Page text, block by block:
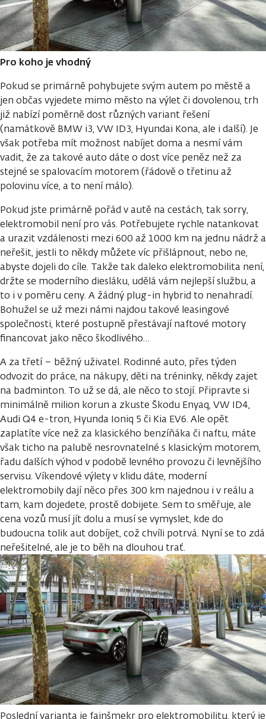
Pro koho je vhodný
Pokud se primárně pohybujete svým autem po městě a
jen občas vyjedete mimo město na výlet či dovolenou, trh
již nabízí poměrně dost různých variant řešení
(namátkově BMW i3, VW ID3, Hyundai Kona, ale i další). Je
však potřeba mít možnost nabíjet doma a nesmí vám
vadit, že za takové auto dáte o dost více peněz než za
stejné se spalovacím motorem (řádově o třetinu až
polovinu více, a to není málo).
Pokud jste primárně pořád v autě na cestách, tak sorry,
elektromobil není pro vás. Potřebujete rychle natankovat
a urazit vzdálenosti mezi 600 až 1000 km na jednu nádrž a
neřešit, jestli to někdy můžete víc přišlápnout, nebo ne,
abyste dojeli do cíle. Takže tak daleko elektromobilita není,
držte se moderního diesláku, udělá vám nejlepší službu, a
to i v poměru ceny. A žádný plug-in hybrid to nenahradí.
Bohužel se už mezi námi najdou takové leasingové
společnosti, které postupně přestávají naftové motory
financovat jako něco škodlivého…
A za třetí – běžný uživatel. Rodinné auto, přes týden
odvozit do práce, na nákupy, děti na tréninky, někdy zajet
na badminton. To už se dá, ale něco to stojí. Připravte si
minimálně milion korun a zkuste Škodu Enyaq, VW ID4,
Audi Q4 e-tron, Hyunda Ioniq 5 či Kia EV6. Ale opět
zaplatíte více než za klasického benzíňáka či naftu, máte
však ticho na palubě nesrovnatelné s klasickým motorem,
řadu dalších výhod v podobě levného provozu či levnějšího
servisu. Víkendové výlety v klidu dáte, moderní
elektromobily dají něco přes 300 km najednou i v reálu a
tam, kam dojedete, prostě dobijete. Sem to směřuje, ale
cena vozů musí jít dolu a musí se vymyslet, kde do
budoucna tolik aut dobíjet, což chvíli potrvá. Nyní se to zdá
neřešitelné, ale je to běh na dlouhou trať.
Poslední varianta je fajnšmekr pro elektromobilitu, který je